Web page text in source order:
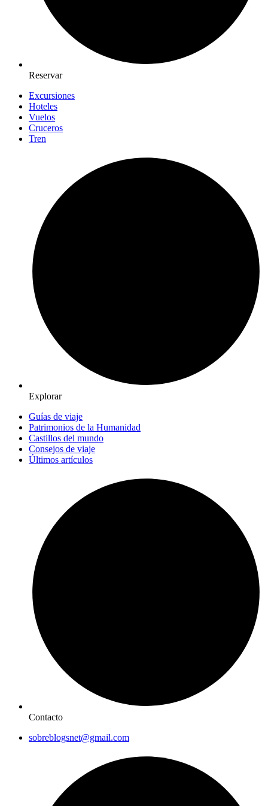
Reservar
Excursiones
Hoteles
Vuelos
Cruceros
Tren
Explorar
Guías de viaje
Patrimonios de la Humanidad
Castillos del mundo
Consejos de viaje
Últimos artículos
Contacto
sobreblogsnet@gmail.com